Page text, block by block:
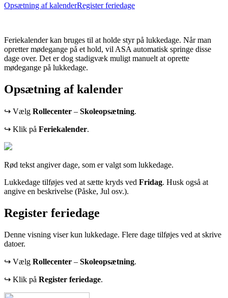
Opsætning af kalenderRegister feriedage
Feriekalender kan bruges til at holde styr på lukkedage. Når man
opretter mødegange på et hold, vil ASA automatisk springe disse
dage over. Det er dog stadigvæk muligt manuelt at oprette
mødegange på lukkedage.
Opsætning af kalender
↪ Vælg Rollecenter – Skoleopsætning.
↪ Klik på Feriekalender.
Rød tekst angiver dage, som er valgt som lukkedage.
Lukkedage tilføjes ved at sætte kryds ved Fridag. Husk også at
angive en beskrivelse (Påske, Jul osv.).
Register feriedage
Denne visning viser kun lukkedage. Flere dage tilføjes ved at skrive
datoer.
↪ Vælg Rollecenter – Skoleopsætning.
↪ Klik på Register feriedage.